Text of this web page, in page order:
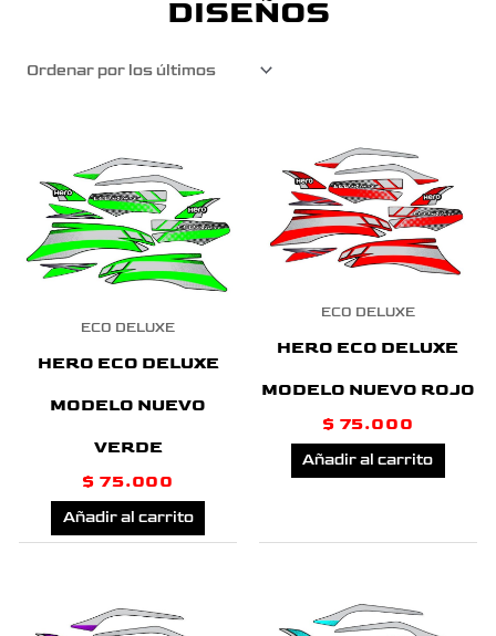
DISEÑOS
ECO DELUXE
HERO ECO DELUXE
MODELO NUEVO
VERDE
$ 75.000
Añadir al carrito
ECO DELUXE
HERO ECO DELUXE
MODELO NUEVO ROJO
$ 75.000
Añadir al carrito